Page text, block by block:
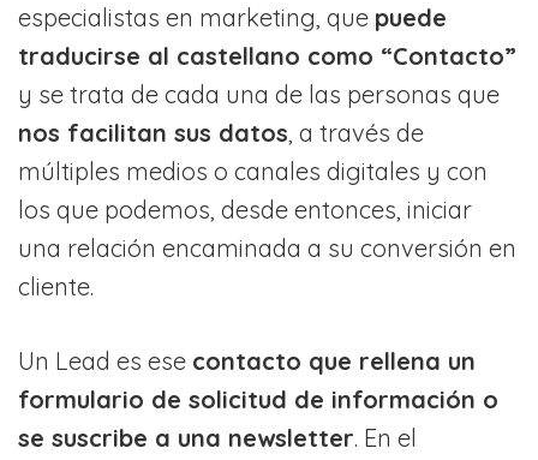
especialistas en marketing, que puede
traducirse al castellano como “Contacto”
y se trata de cada una de las personas que
nos facilitan sus datos , a través de
múltiples medios o canales digitales y con
los que podemos, desde entonces, iniciar
una relación encaminada a su conversión en
cliente.
Un Lead es ese contacto que rellena un
formulario de solicitud de información o
se suscribe a una newsletter. En el